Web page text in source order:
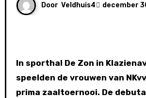
Door Veldhuis4 december
In sporthal De Zon in
speelden de vrouwen van
prima zaaltoernooi. De